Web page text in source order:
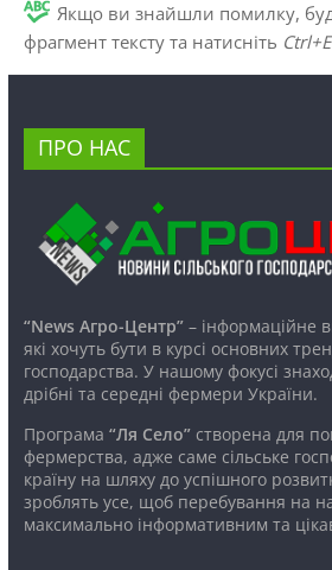
Якщо ви знайшли помилку,
фрагмент тексту та натисніть
ПРО НАС
“News Агро-Центр”– інформаційне
які хочуть бути в курсі основних
господарства. У нашому фокусі
дрібні та середні фермери України.
Програма “Ля Село”створена для
фермерства, адже саме сільське
країну на шляху до успішного
зроблять усе, щоб перебування на
максимально інформативним та